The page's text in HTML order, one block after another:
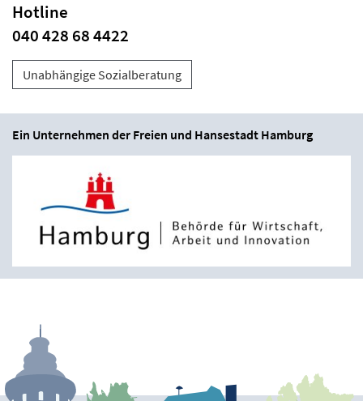
Hotline
040 428 68 4422
Unabhängige Sozialberatung
Ein Unternehmen der Freien und Hansestadt Hamburg